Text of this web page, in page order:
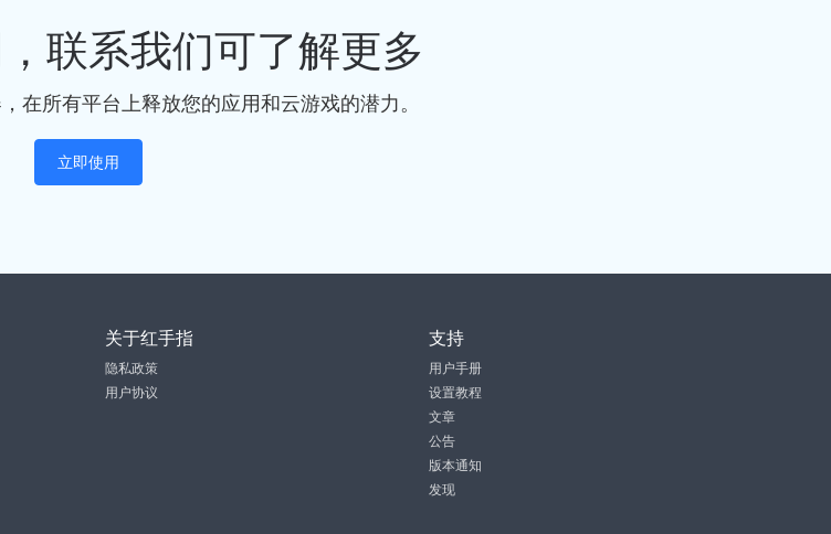
联系我们可了解更多
在所有平台上释放您的应用和云游戏的潜力。
立即使用
关于红手指
隐私政策
用户协议
支持
用户手册
设置教程
文章
公告
版本通知
发现